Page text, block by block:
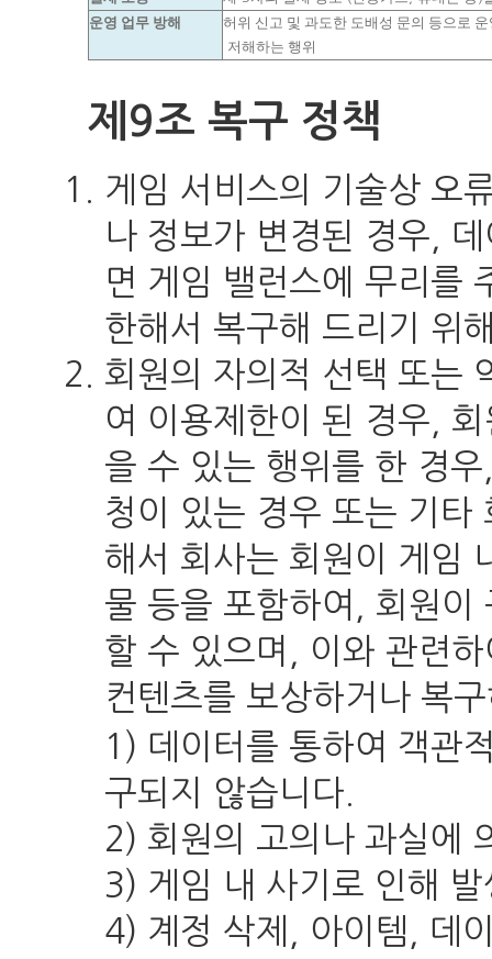
운영 업무 방해
허위 신고 및 과도한 도배성 문의 등으로
저해하는 행위
제9조 복구 정책
게임 서비스의 기술상 오
나 정보가 변경된 경우,
면 게임 밸런스에 무리를
한해서 복구해 드리기 위
회원의 자의적 선택 또는
여 이용제한이 된 경우,
을 수 있는 행위를 한 경
청이 있는 경우 또는 기타
해서 회사는 회원이 게임
물 등을 포함하여, 회원이
할 수 있으며, 이와 관련
컨텐츠를 보상하거나 복
1) 데이터를 통하여 객관
구되지 않습니다.
2) 회원의 고의나 과실에
3) 게임 내 사기로 인해
4) 계정 삭제, 아이템, 데